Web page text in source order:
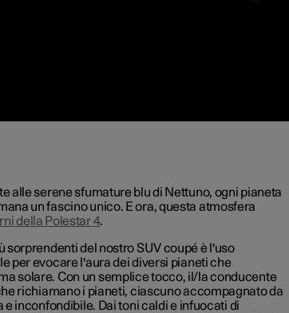
alle serene sfumature blu di Nettuno, ogni pianeta
un fascino unico. E ora, questa atmosfera
della Polestar 4.
sorprendenti del nostro SUV coupé è l'uso
per evocare l'aura dei diversi pianeti che
solare. Con un semplice tocco, il/la conducente
richiamano i pianeti, ciascuno accompagnato da
e inconfondibile. Dai toni caldi e infuocati di